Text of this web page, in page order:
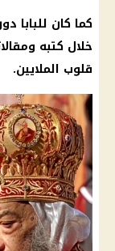
كما كان للبابا
خلال كتبه
قلوب الملايين.